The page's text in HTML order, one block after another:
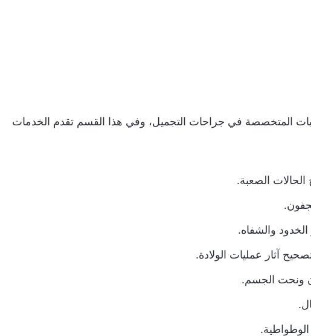
المتخصصة في جراحات التجميل، وفي هذا القسم تقدم الخدمات
الصعبة.
والشفاه.
آثار عمليات الولادة.
ونحت الجسم.